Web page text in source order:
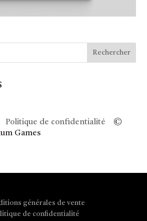
Rechercher
Politique de confidentialité
©
Games
générales de vente
de confidentialité